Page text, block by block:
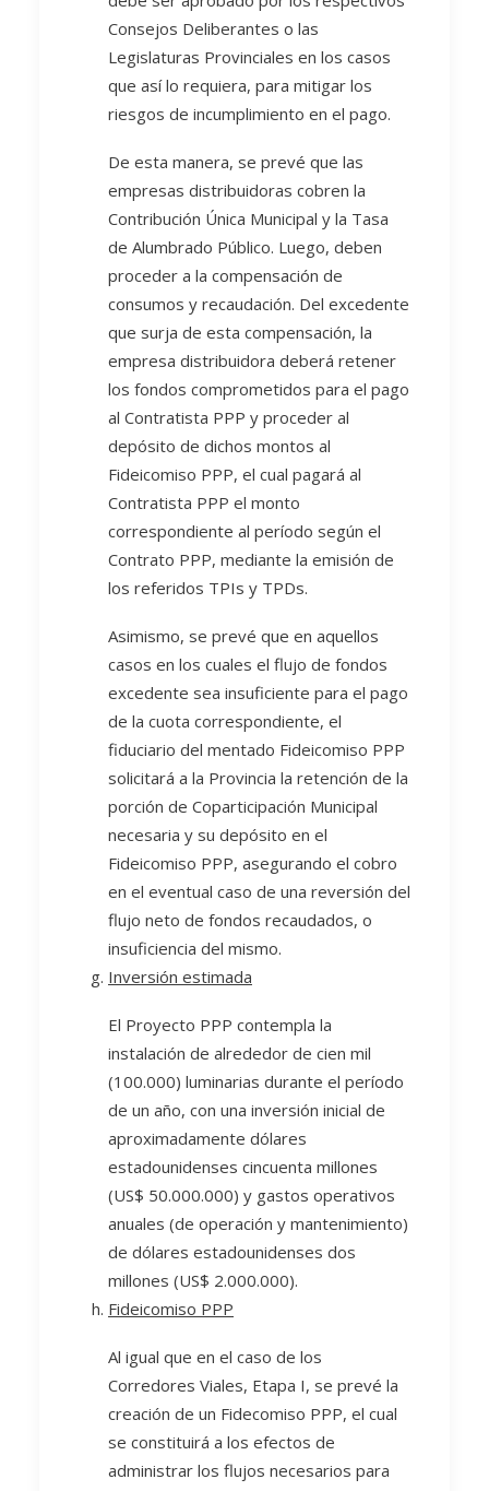
Consejos Deliberantes o las
Legislaturas Provinciales en los casos
que así lo requiera, para mitigar los
riesgos de incumplimiento en el pago.
De esta manera, se prevé que las
empresas distribuidoras cobren la
Contribución Única Municipal y la Tasa
de Alumbrado Público. Luego, deben
proceder a la compensación de
consumos y recaudación. Del excedente
que surja de esta compensación, la
empresa distribuidora deberá retener
los fondos comprometidos para el pago
al Contratista PPP y proceder al
depósito de dichos montos al
Fideicomiso PPP, el cual pagará al
Contratista PPP el monto
correspondiente al período según el
Contrato PPP, mediante la emisión de
los referidos TPIs y TPDs.
Asimismo, se prevé que en aquellos
casos en los cuales el flujo de fondos
excedente sea insuficiente para el pago
de la cuota correspondiente, el
fiduciario del mentado Fideicomiso PPP
solicitará a la Provincia la retención de la
porción de Coparticipación Municipal
necesaria y su depósito en el
Fideicomiso PPP, asegurando el cobro
en el eventual caso de una reversión del
flujo neto de fondos recaudados, o
insuficiencia del mismo.
Inversión estimada
El Proyecto PPP contempla la
instalación de alrededor de cien mil
(100.000) luminarias durante el período
de un año, con una inversión inicial de
aproximadamente dólares
estadounidenses cincuenta millones
(US$ 50.000.000) y gastos operativos
anuales (de operación y mantenimiento)
de dólares estadounidenses dos
millones (US$ 2.000.000).
Fideicomiso PPP
Al igual que en el caso de los
Corredores Viales, Etapa I, se prevé la
creación de un Fidecomiso PPP, el cual
se constituirá a los efectos de
administrar los flujos necesarios para